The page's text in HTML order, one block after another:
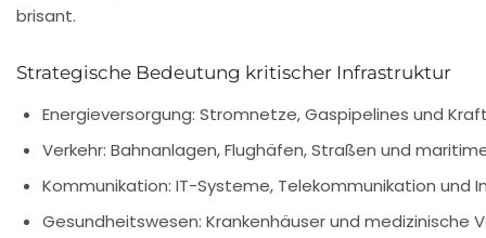
brisant.
Strategische Bedeutung kritischer Infrastruktur
Energieversorgung: Stromnetze, Gaspipelines und
Verkehr: Bahnanlagen, Flughäfen, Straßen und
Kommunikation: IT-Systeme, Telekommunikation und
Gesundheitswesen: Krankenhäuser und medizinische